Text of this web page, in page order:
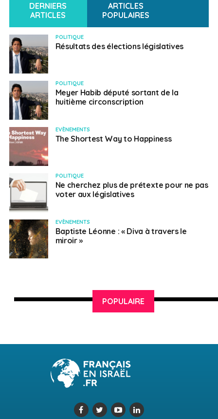
DERNIERS
ARTICLES
ARTICLES
POPULAIRES
POLITIQUE
Résultats des élections législatives
POLITIQUE
Meyer Habib député sortant de la
huitième circonscription
EVÈNEMENTS
The Shortest Way to Happiness
POLITIQUE
Ne cherchez plus de prétexte pour ne pas
voter aux législatives
EVÈNEMENTS
Baptiste Léonne : « Diva à travers le
miroir »
POPULAIRE